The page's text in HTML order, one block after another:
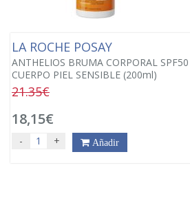
LA ROCHE POSAY
ANTHELIOS BRUMA CORPORAL
CUERPO PIEL SENSIBLE (200ml)
21.35€
18,15€
- + Añadir